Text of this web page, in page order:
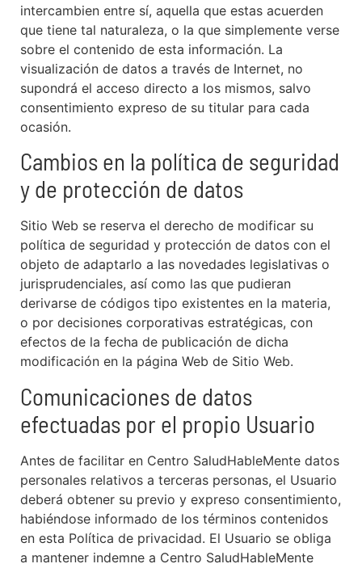
intercambien entre sí, aquella que estas acuerden
que tiene tal naturaleza, o la que simplemente verse
sobre el contenido de esta información. La
visualización de datos a través de Internet, no
supondrá el acceso directo a los mismos, salvo
consentimiento expreso de su titular para cada
ocasión.
Cambios en la política de seguridad
y de protección de datos
Sitio Web se reserva el derecho de modificar su
política de seguridad y protección de datos con el
objeto de adaptarlo a las novedades legislativas o
jurisprudenciales, así como las que pudieran
derivarse de códigos tipo existentes en la materia,
o por decisiones corporativas estratégicas, con
efectos de la fecha de publicación de dicha
modificación en la página Web de Sitio Web.
Comunicaciones de datos
efectuadas por el propio Usuario
Antes de facilitar en Centro SaludHableMente datos
personales relativos a terceras personas, el Usuario
deberá obtener su previo y expreso consentimiento,
habiéndose informado de los términos contenidos
en esta Política de privacidad. El Usuario se obliga
a mantener indemne a Centro SaludHableMente